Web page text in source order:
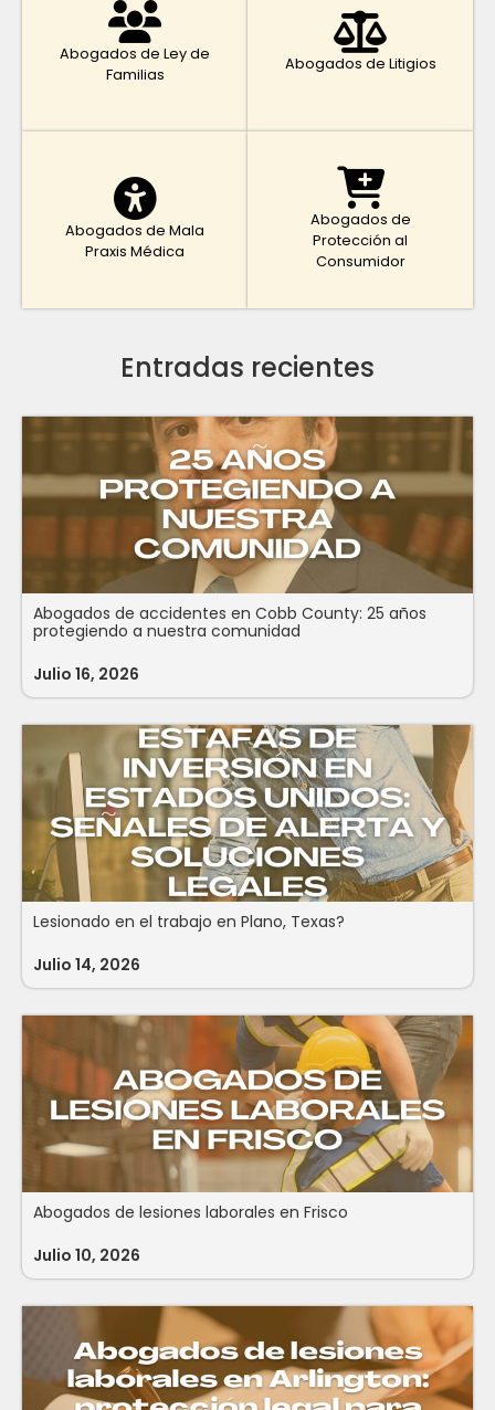
Abogados de Ley de
Familias
Abogados de Litigios
Abogados de Mala
Praxis Médica
Abogados de
Protección al
Consumidor
Entradas recientes
Abogados de accidentes en Cobb County: 25 años
protegiendo a nuestra comunidad
Julio 16, 2026
Lesionado en el trabajo en Plano, Texas?
Julio 14, 2026
Abogados de lesiones laborales en Frisco
Julio 10, 2026